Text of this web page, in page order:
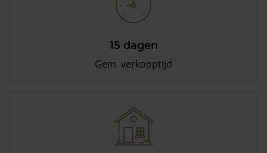
15 dagen
Gem. verkooptijd